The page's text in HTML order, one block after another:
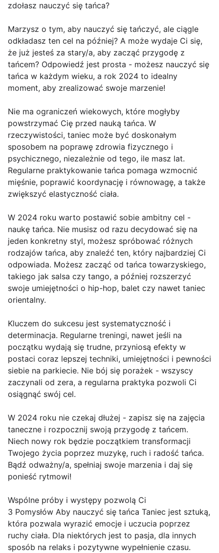
zdołasz nauczyć się tańca?
Marzysz o tym, aby nauczyć się tańczyć, ale ciągle
odkładasz ten cel na później? A może wydaje Ci się,
że już jesteś za stary/a, aby zacząć przygodę z
tańcem? Odpowiedź jest prosta - możesz nauczyć się
tańca w każdym wieku, a rok 2024 to idealny
moment, aby zrealizować swoje marzenie!
Nie ma ograniczeń wiekowych, które mogłyby
powstrzymać Cię przed nauką tańca. W
rzeczywistości, taniec może być doskonałym
sposobem na poprawę zdrowia fizycznego i
psychicznego, niezależnie od tego, ile masz lat.
Regularne praktykowanie tańca pomaga wzmocnić
mięśnie, poprawić koordynację i równowagę, a także
zwiększyć elastyczność ciała.
W 2024 roku warto postawić sobie ambitny cel -
naukę tańca. Nie musisz od razu decydować się na
jeden konkretny styl, możesz spróbować różnych
rodzajów tańca, aby znaleźć ten, który najbardziej Ci
odpowiada. Możesz zacząć od tańca towarzyskiego,
takiego jak salsa czy tango, a później rozszerzyć
swoje umiejętności o hip-hop, balet czy nawet taniec
orientalny.
Kluczem do sukcesu jest systematyczność i
determinacja. Regularne treningi, nawet jeśli na
początku wydają się trudne, przyniosą efekty w
postaci coraz lepszej techniki, umiejętności i pewności
siebie na parkiecie. Nie bój się porażek - wszyscy
zaczynali od zera, a regularna praktyka pozwoli Ci
osiągnąć swój cel.
W 2024 roku nie czekaj dłużej - zapisz się na zajęcia
taneczne i rozpocznij swoją przygodę z tańcem.
Niech nowy rok będzie początkiem transformacji
Twojego życia poprzez muzykę, ruch i radość tańca.
Bądź odważny/a, spełniaj swoje marzenia i daj się
ponieść rytmowi!
Wspólne próby i występy pozwolą Ci
3 Pomysłów Aby nauczyć się tańca Taniec jest sztuką,
która pozwala wyrazić emocje i uczucia poprzez
ruchy ciała. Dla niektórych jest to pasja, dla innych
sposób na relaks i pozytywne wypełnienie czasu.